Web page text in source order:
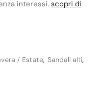
interessi.scopri di
/ Estate, Sandali alti,